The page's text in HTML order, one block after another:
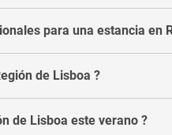
para una estancia en
de Lisboa ?
de Lisboa este verano ?